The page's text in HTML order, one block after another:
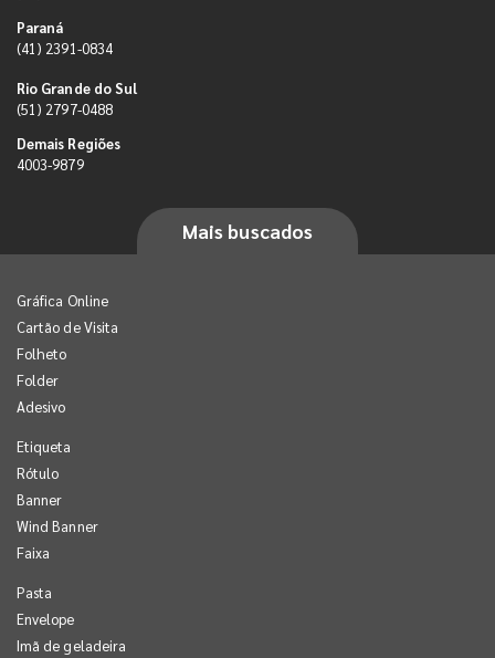
Paraná
(41) 2391-0834
Rio Grande do Sul
(51) 2797-0488
Demais Regiões
4003-9879
Mais buscados
Gráfica Online
Cartão de Visita
Folheto
Folder
Adesivo
Etiqueta
Rótulo
Banner
Wind Banner
Faixa
Pasta
Envelope
Imã de geladeira